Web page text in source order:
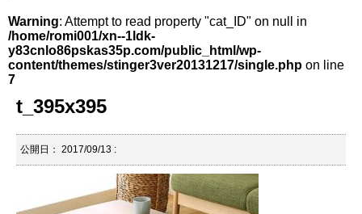
Warning: Attempt to read property "cat_ID" on null in
/home/romi001/xn--1ldk-
y83cnlo86pskas35p.com/public_html/wp-
content/themes/stinger3ver20131217/single.php on line
7
t_395x395
公開日： 2017/09/13 :